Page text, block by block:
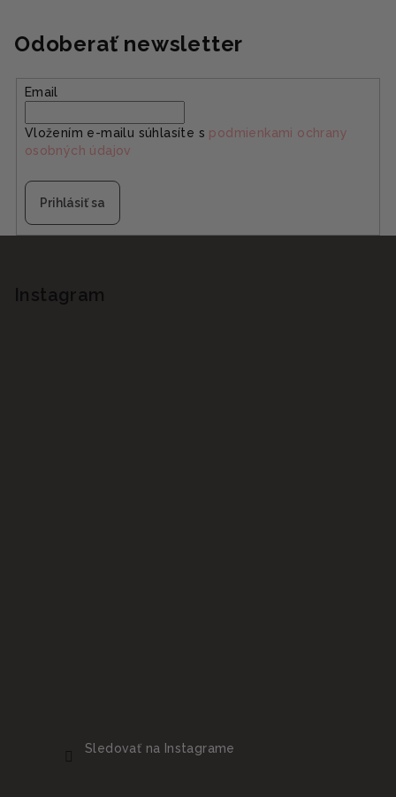
Odoberať newsletter
Email
Vložením e-mailu súhlasíte s podmienkami ochrany
osobných údajov
Prihlásiť sa
Instagram
Sledovať na Instagrame